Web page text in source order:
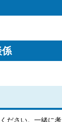
ださい。一緒に考